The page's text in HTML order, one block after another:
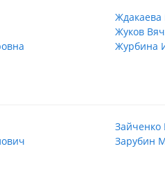
Жуков
Журбина
Зарубин